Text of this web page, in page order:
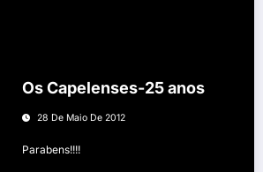
Os Capelenses-25 anos
28 De Maio De 2012
Parabens!!!!